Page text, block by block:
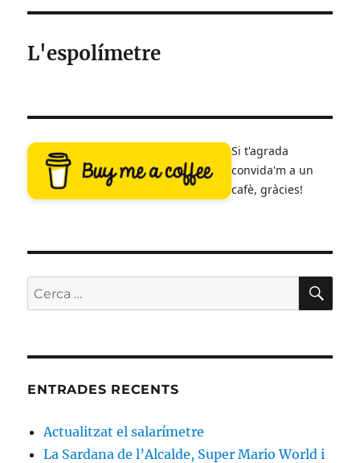
L'espolímetre
Si t'agrada
convida'm a un
cafè, gràcies!
Cerca:
ENTRADES RECENTS
Actualitzat el salarímetre
La Sardana de l’Alcalde, Super Mario World i